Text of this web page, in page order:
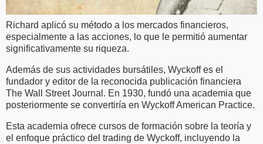
Richard aplicó su método a los mercados financieros,
especialmente a las acciones, lo que le permitió aumentar
significativamente su riqueza.
Además de sus actividades bursátiles, Wyckoff es el
fundador y editor de la reconocida publicación financiera
The Wall Street Journal. En 1930, fundó una academia que
posteriormente se convertiría en Wyckoff American Practice.
Esta academia ofrece cursos de formación sobre la teoría y
el enfoque práctico del trading de Wyckoff, incluyendo la